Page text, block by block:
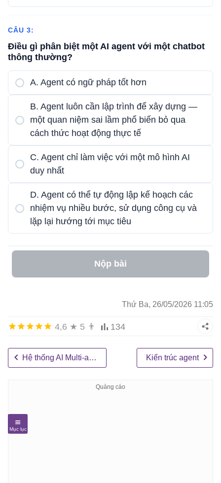
CÂU 3:
Điều gì phân biệt một AI agent với một chatbot
thông thường?
A. Agent có ngữ pháp tốt hơn
B. Agent luôn cần lập trình để xây dựng —
một quan niệm sai lầm phổ biến bỏ qua
cách thức hoạt động thực tế
C. Agent chỉ làm việc với một mô hình AI
duy nhất
D. Agent có thể tự động lập kế hoạch các
nhiệm vụ nhiều bước, sử dụng công cụ và
lặp lại hướng tới mục tiêu
Nộp bài
Thứ Ba, 26/05/2026 11:05
4,6 ★ 5 👨 134
Hệ thống AI Multi-agent Kiến trúc agent